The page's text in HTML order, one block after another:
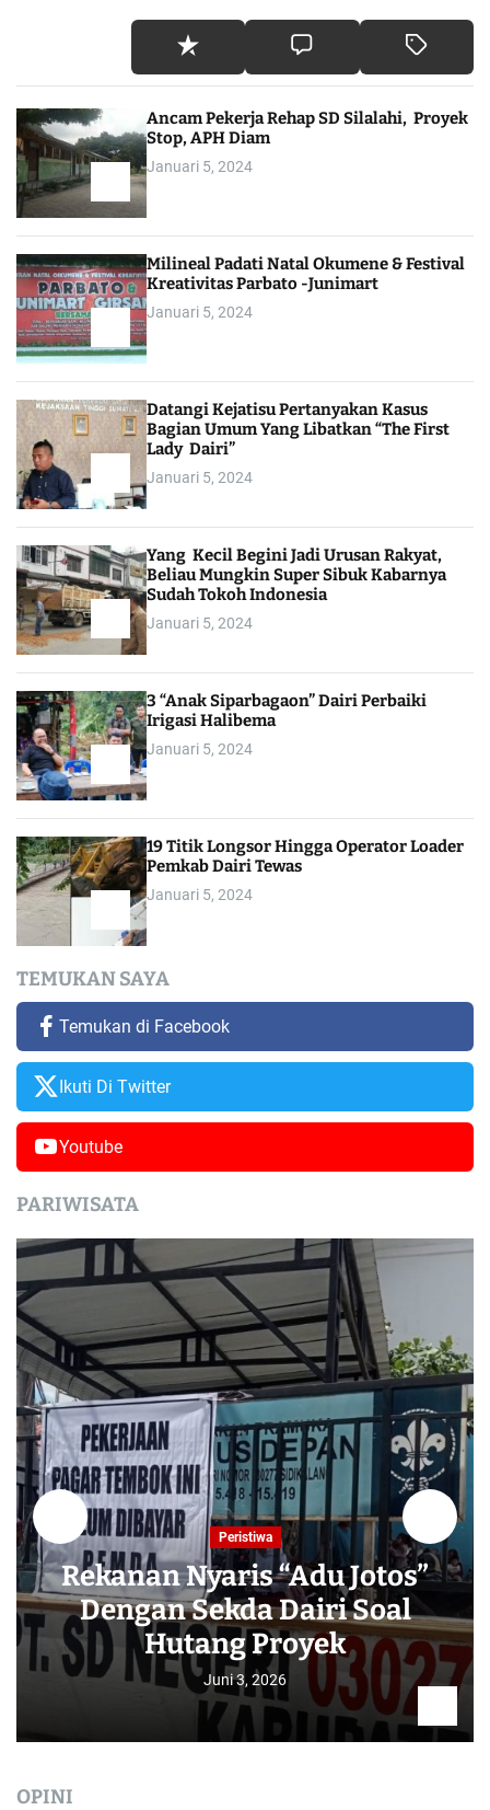
Ancam Pekerja Rehap SD Silalahi, Proyek
Stop, APH Diam
Januari 5, 2024
Milineal Padati Natal Okumene & Festival
Kreativitas Parbato -Junimart
Januari 5, 2024
Datangi Kejatisu Pertanyakan Kasus
Bagian Umum Yang Libatkan “The First
Lady Dairi”
Januari 5, 2024
Yang Kecil Begini Jadi Urusan Rakyat,
Beliau Mungkin Super Sibuk Kabarnya
Sudah Tokoh Indonesia
Januari 5, 2024
3 “Anak Siparbagaon” Dairi Perbaiki
Irigasi Halibema
Januari 5, 2024
19 Titik Longsor Hingga Operator Loader
Pemkab Dairi Tewas
Januari 5, 2024
TEMUKAN SAYA
Temukan di Facebook
Ikuti Di Twitter
Youtube
PARIWISATA
Peristiwa
Rekanan Nyaris “Adu Jotos”
Dengan Sekda Dairi Soal
Hutang Proyek
Juni 3, 2026
OPINI